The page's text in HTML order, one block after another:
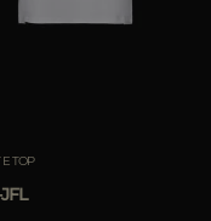
E TOP